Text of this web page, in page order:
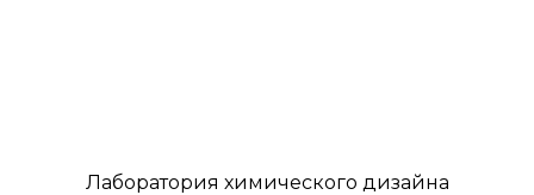
Лаборатория химического дизайна